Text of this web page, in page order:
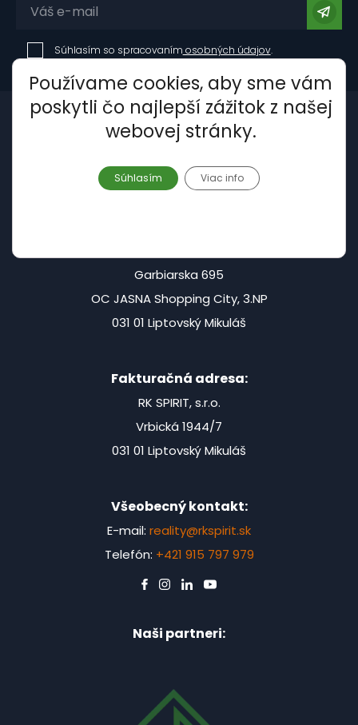
Súhlasím so spracovaním osobných údajov.
Garbiarska 695
OC JASNA Shopping City, 3.NP
031 01 Liptovský Mikuláš
Fakturačná adresa:
RK SPIRIT, s.r.o.
Vrbická 1944/7
031 01 Liptovský Mikuláš
Všeobecný kontakt:
E-mail: reality@rkspirit.sk
Telefón: +421 915 797 979
Naši partneri:
Používame cookies, aby sme vám
poskytli čo najlepší zážitok z našej
webovej stránky.
Súhlasím Viac info